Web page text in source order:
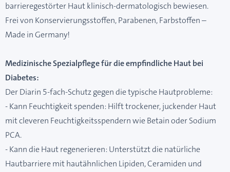
barrieregestörter Haut klinisch-dermatologisch bewiesen.
Frei von Konservierungsstoffen, Parabenen, Farbstoffen –
Made in Germany!
Medizinische Spezialpflege für die empfindliche Haut bei
Diabetes:
Der Diarin 5-fach-Schutz gegen die typische Hautprobleme:
- Kann Feuchtigkeit spenden: Hilft trockener, juckender Haut
mit cleveren Feuchtigkeitsspendern wie Betain oder Sodium
PCA.
- Kann die Haut regenerieren: Unterstützt die natürliche
Hautbarriere mit hautähnlichen Lipiden, Ceramiden und